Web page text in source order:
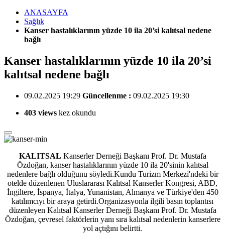
ANASAYFA
Sağlık
Kanser hastalıklarının yüzde 10 ila 20’si kalıtsal nedene
bağlı
Kanser hastalıklarının yüzde 10 ila 20’si
kalıtsal nedene bağlı
09.02.2025 19:29 Güncellenme : 09.02.2025 19:30
403 views kez okundu
KALITSAL Kanserler Derneği Başkanı Prof. Dr. Mustafa
Özdoğan, kanser hastalıklarının yüzde 10 ila 20'sinin kalıtsal
nedenlere bağlı olduğunu söyledi.Kundu Turizm Merkezi'ndeki bir
otelde düzenlenen Uluslararası Kalıtsal Kanserler Kongresi, ABD,
İngiltere, İspanya, İtalya, Yunanistan, Almanya ve Türkiye'den 450
katılımcıyı bir araya getirdi.Organizasyonla ilgili basın toplantısı
düzenleyen Kalıtsal Kanserler Derneği Başkanı Prof. Dr. Mustafa
Özdoğan, çevresel faktörlerin yanı sıra kalıtsal nedenlerin kanserlere
yol açtığını belirtti.